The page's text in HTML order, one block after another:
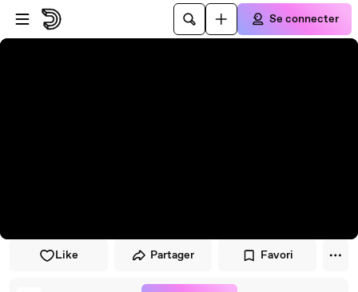
Passer au player
Passer au contenu principal
Se connecter
Like Partager Favori